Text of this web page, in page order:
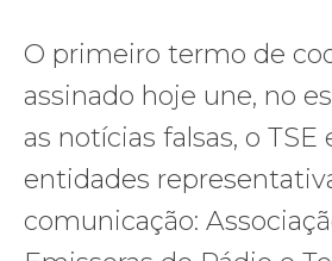
O primeiro termo de
assinado hoje une, no
as notícias falsas, o TSE
entidades
comunicação: